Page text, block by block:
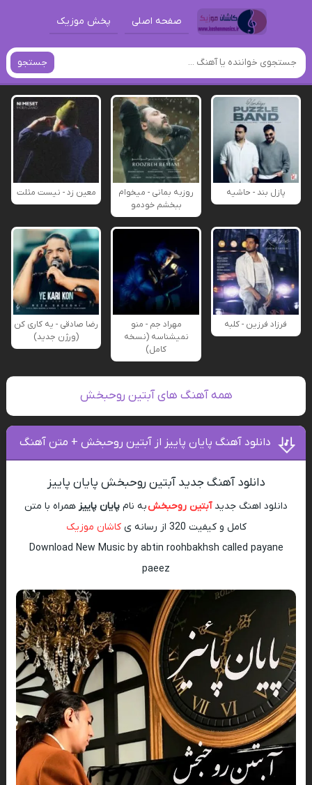
صفحه اصلی پخش موزیک
جستجو
پازل بند - حاشیه
روزبه بمانی - میخوام
ببخشم خودمو
معین زد - نیست مثلت
فرزاد فرزین - کلبه
مهراد جم - منو
نمیشناسه (نسخه
کامل)
رضا صادقی - یه کاری کن
(ورژن جدید)
همه آهنگ های آبتین روحبخش
دانلود آهنگ پایان پاییز از آبتین روحبخش + متن آهنگ
دانلود آهنگ جدید آبتین روحبخش پایان پاییز
دانلود اهنگ جدیدآبتین روحبخشبه نام پایان پاییز همراه با متن
کامل و کیفیت 320 از رسانه ی
کاشان موزیک
Download New Music by abtin roohbakhsh called payane
paeez